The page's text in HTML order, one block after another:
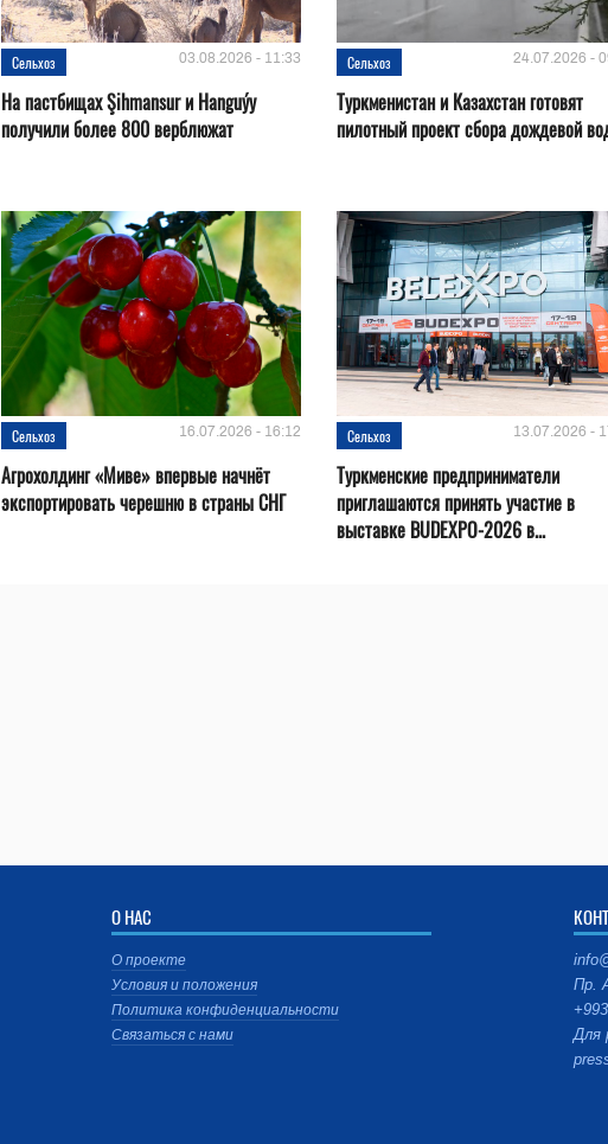
Сельхоз 03.08.2026 - 11:33
На пастбищах Şihmansur и Hanguýy
получили более 800 верблюжат
Сельхоз 24.07.2026 -
Туркменистан и Казахстан готовят
пилотный проект сбора дождевой
Сельхоз 16.07.2026 - 16:12
Агрохолдинг «Миве» впервые начнёт
экспортировать черешню в страны СНГ
Сельхоз 13.07.2026 -
Туркменские предприниматели
приглашаются принять участие в
выставке BUDEXPO-2026 в...
О НАС
О проекте
Условия и положения
Политика конфиденциальности
Связаться с нами
Пр.
Для